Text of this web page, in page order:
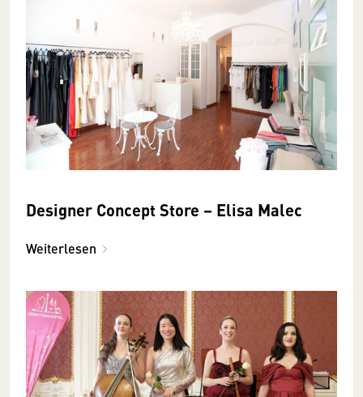
Designer Concept Store – Elisa Malec
Weiterlesen